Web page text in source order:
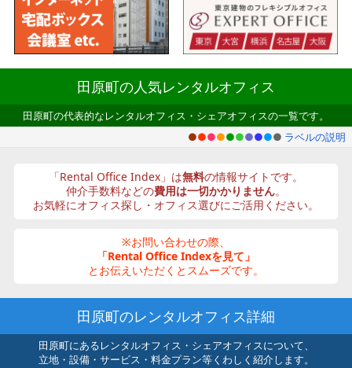
田原町の人気レンタルオフィス
田原町の代表的なレンタルオフィス・シェアオフィスの一覧です。
●●●●●●●●●● ラベルの説明
「Rental Office Index」は無料の情報サイトです。
仲介手数料などの費用は一切かかりません。
お気軽にオフィス探し・オフィス選びにご活用ください。
※お問い合わせの際、
「Rental Office Indexを見て」
とお伝えいただくとスムーズです。
田原町のレンタルオフィス詳細
田原町にあるレンタルオフィス・シェアオフィスについて、
立地・設備・サービス・料金プラン等くわしく紹介します。